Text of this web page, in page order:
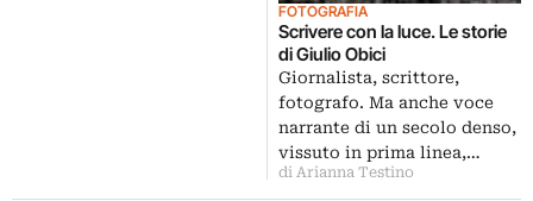
FOTOGRAFIA
Scrivere con la luce. Le storie
di Giulio Obici
Giornalista, scrittore,
fotografo. Ma anche voce
narrante di un secolo denso,
vissuto in prima linea,…
di Arianna Testino